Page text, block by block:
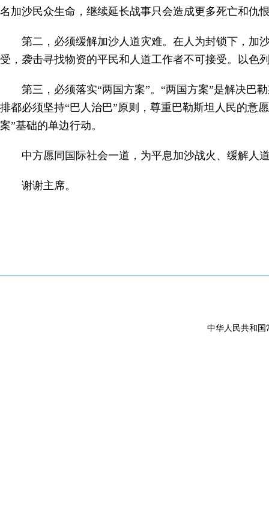
名加沙民众生命，继续延长战事只会造成更多死亡和仇
第二，必须缓解加沙人道灾难。在人为封锁下，加
受，袭击寻找物资的平民和人道工作者不可接受。以色
第三，必须落实“两国方案”。“两国方案”是解决巴
排都必须坚持“巴人治巴”原则，尊重巴勒斯坦人民的意
案”基础的单边行动。
中方愿同国际社会一道，为平息加沙战火、缓解人
谢谢主席。
中华人民共和国